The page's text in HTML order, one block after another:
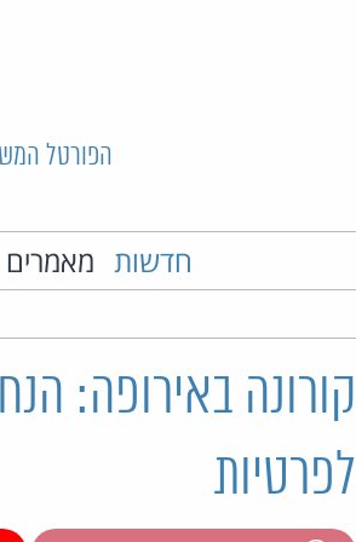
הפורטל
חדשות מאמרים
קורונה באירופה:
לפרטיות